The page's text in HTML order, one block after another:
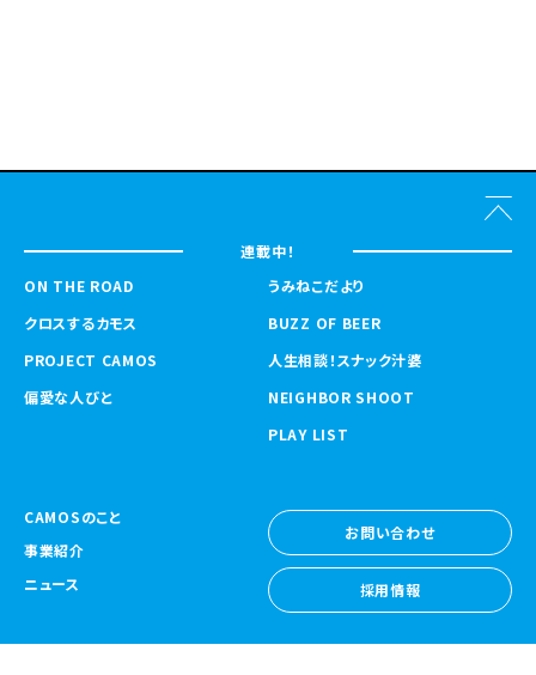
連載中！
ON THE ROAD
クロスするカモス
PROJECT CAMOS
偏愛な人びと
うみねこだより
BUZZ OF BEER
人生相談！スナック汁婆
NEIGHBOR SHOOT
PLAY LIST
CAMOSのこと
事業紹介
ニュース
お問い合わせ
お問い合わせ
採用情報